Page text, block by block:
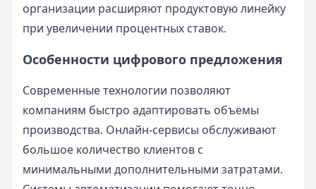
организации расширяют продуктовую линейку
при увеличении процентных ставок.
Особенности цифрового предложения
Современные технологии позволяют
компаниям быстро адаптировать объемы
производства. Онлайн-сервисы обслуживают
большое количество клиентов с
минимальными дополнительными затратами.